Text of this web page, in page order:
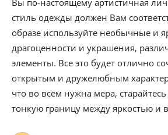
Вы по-настоящему артистичная
стиль одежды должен Вам
образе используйте необычные и
драгоценности и украшения,
элементы. Все это будет отлично
открытым и дружелюбным
что во всём нужна мера,
тонкую границу между яркостью и